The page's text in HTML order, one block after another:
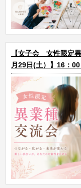
【女子会 女性限定
月29日(土）】16：